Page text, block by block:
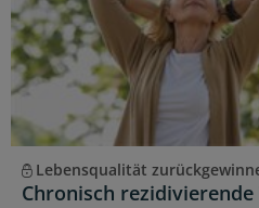
Lebensqualität
Chronisch